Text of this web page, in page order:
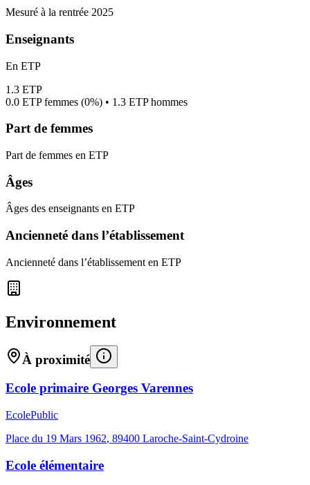
Mesuré à la rentrée 2025
Enseignants
En ETP
1.3 ETP
0.0 ETP femmes (0%) • 1.3 ETP hommes
Part de femmes
Part de femmes en ETP
Âges
Âges des enseignants en ETP
Ancienneté dans l’établissement
Ancienneté dans l’établissement en ETP
Environnement
À proximité
Ecole primaire Georges Varennes
EcolePublic
Place du 19 Mars 1962, 89400 Laroche-Saint-Cydroine
Ecole élémentaire